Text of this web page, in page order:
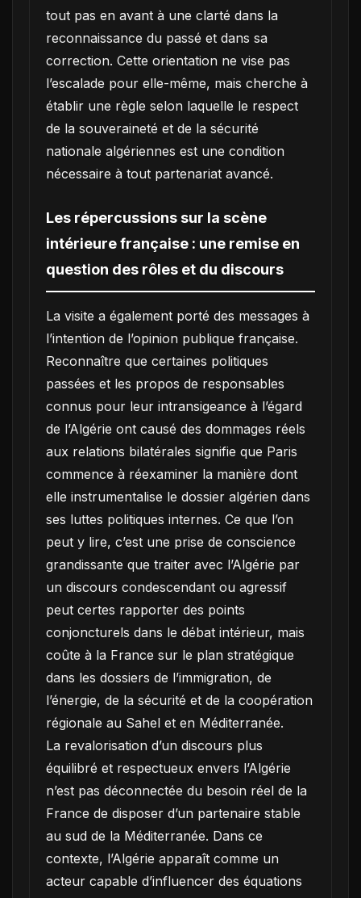
tout pas en avant à une clarté dans la
reconnaissance du passé et dans sa
correction. Cette orientation ne vise pas
l’escalade pour elle-même, mais cherche à
établir une règle selon laquelle le respect
de la souveraineté et de la sécurité
nationale algériennes est une condition
nécessaire à tout partenariat avancé.
Les répercussions sur la scène
intérieure française : une remise en
question des rôles et du discours
La visite a également porté des messages à
l’intention de l’opinion publique française.
Reconnaître que certaines politiques
passées et les propos de responsables
connus pour leur intransigeance à l’égard
de l’Algérie ont causé des dommages réels
aux relations bilatérales signifie que Paris
commence à réexaminer la manière dont
elle instrumentalise le dossier algérien dans
ses luttes politiques internes. Ce que l’on
peut y lire, c’est une prise de conscience
grandissante que traiter avec l’Algérie par
un discours condescendant ou agressif
peut certes rapporter des points
conjoncturels dans le débat intérieur, mais
coûte à la France sur le plan stratégique
dans les dossiers de l’immigration, de
l’énergie, de la sécurité et de la coopération
régionale au Sahel et en Méditerranée.
La revalorisation d’un discours plus
équilibré et respectueux envers l’Algérie
n’est pas déconnectée du besoin réel de la
France de disposer d’un partenaire stable
au sud de la Méditerranée. Dans ce
contexte, l’Algérie apparaît comme un
acteur capable d’influencer des équations